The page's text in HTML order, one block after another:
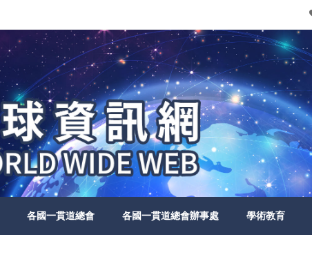
各國一貫道總會 各國一貫道總會辦事處 學術教育